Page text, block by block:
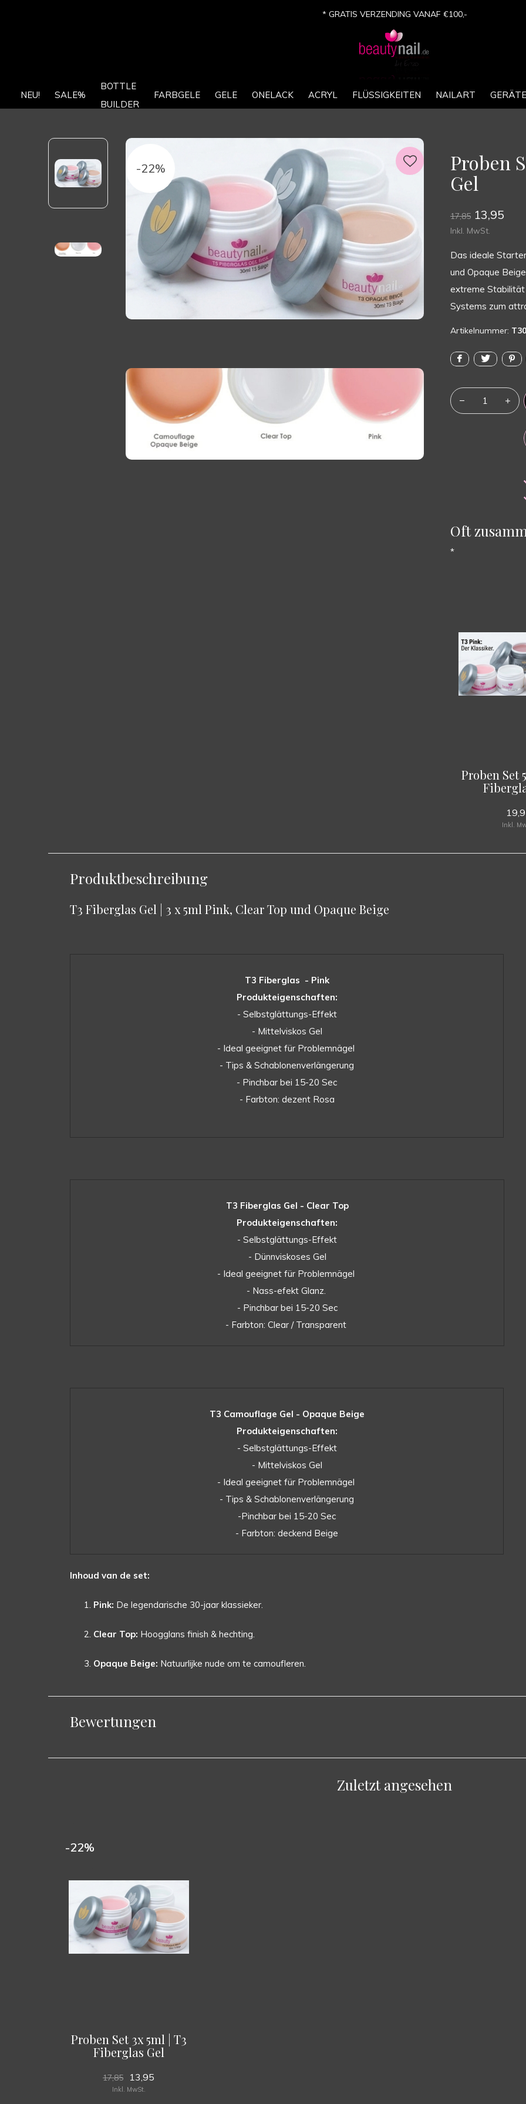
NEU! SALE%
BOTTLE
BUILDER
FARBGELE GELE ONELACK ACRYL FLÜSSIGKEITEN NAILART GERÄTE
* VERSANDKOSTEN FREI AB €100,-
-22%
Proben
Gel
17,85 13,95
Inkl. MwSt.
Das ideale
und Opaque
extreme Stabilität
Systems zum
Artikelnummer:
Oft
*
Proben Set
Inkl.
Produktbeschreibung
T3 Fiberglas Gel | 3 x 5ml Pink, Clear Top und Opaque Beige
T3 Fiberglas - Pink
Produkteigenschaften:
- Selbstglättungs-Effekt
- Mittelviskos Gel
- Ideal geeignet für Problemnägel
- Tips & Schablonenverlängerung
- Pinchbar bei 15-20 Sec
- Farbton: dezent Rosa
T3 Fiberglas Gel - Clear Top
Produkteigenschaften:
- Selbstglättungs-Effekt
- Dünnviskoses Gel
- Ideal geeignet für Problemnägel
- Nass-efekt Glanz.
- Pinchbar bei 15-20 Sec
- Farbton: Clear / Transparent
T3 Camouflage Gel - Opaque Beige
Produkteigenschaften:
- Selbstglättungs-Effekt
- Mittelviskos Gel
- Ideal geeignet für Problemnägel
- Tips & Schablonenverlängerung
-Pinchbar bei 15-20 Sec
- Farbton: deckend Beige
Inhoud van de set:
Pink: De legendarische 30-jaar klassieker.
Clear Top: Hoogglans finish & hechting.
Opaque Beige: Natuurlijke nude om te camoufleren.
Bewertungen
Zuletzt angesehen
-22%
Proben Set 3x 5ml | T3
Fiberglas Gel
17,85 13,95
Inkl. MwSt.